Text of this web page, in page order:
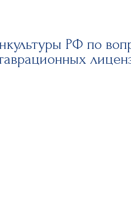
РФ по